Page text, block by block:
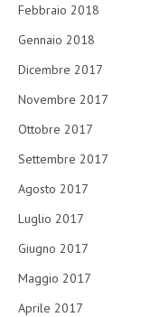
Febbraio 2018
Gennaio 2018
Dicembre 2017
Novembre 2017
Ottobre 2017
Settembre 2017
Agosto 2017
Luglio 2017
Giugno 2017
Maggio 2017
Aprile 2017